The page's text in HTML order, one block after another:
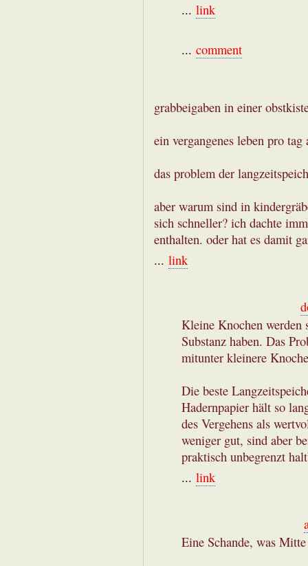
... link
... comment
grabbeigaben in einer
ein vergangenes leben pro
das problem der
aber warum sind in
sich schneller? ich dachte
enthalten. oder hat es damit
... link
Kleine Knochen werden
Substanz haben. Das
mitunter kleinere
Die beste
Hadernpapier hält so
des Vergehens als
weniger gut, sind aber
praktisch unbegrenzt
... link
Eine Schande, was